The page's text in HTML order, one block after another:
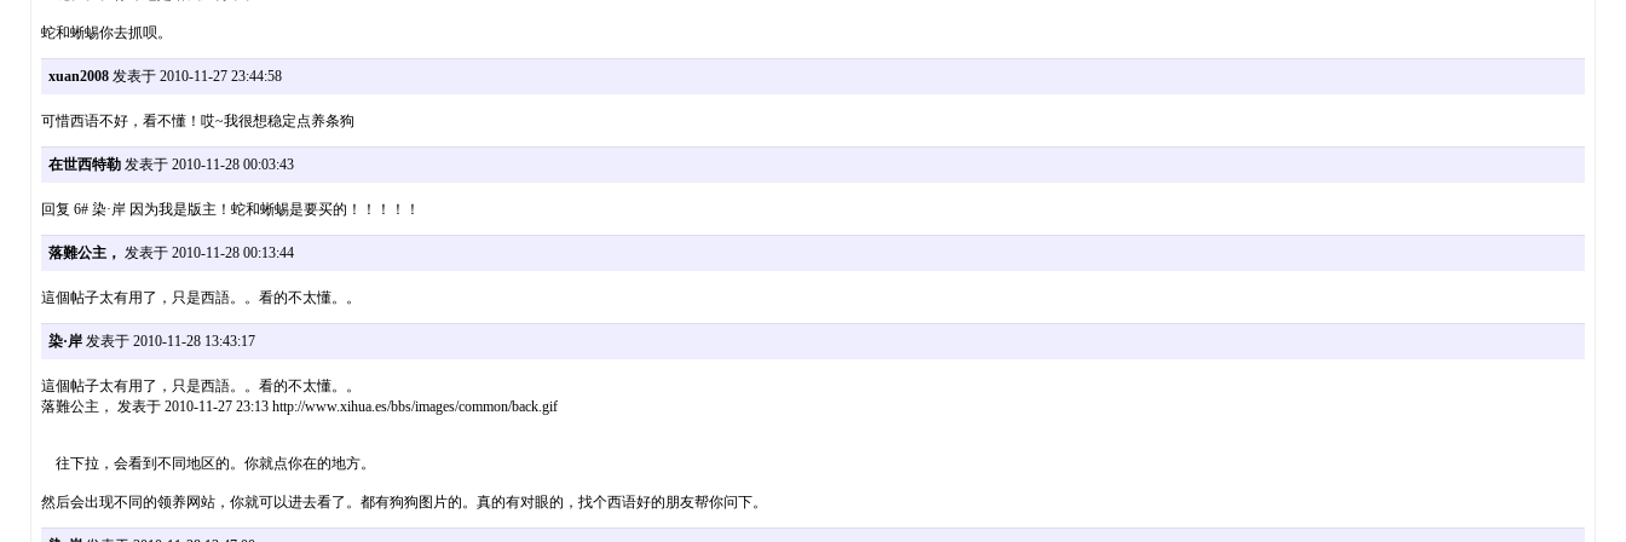
蛇和蜥蜴你去抓呗。
xuan2008发表于 2010-11-27 23:44:58
可惜西语不好，看不懂！哎~我很想稳定点养条狗
在世西特勒发表于 2010-11-28 00:03:43
回复 6# 染·岸 因为我是版主！蛇和蜥蜴是要买的！！！！！
落難公主， 发表于 2010-11-28 00:13:44
這個帖子太有用了，只是西語。。看的不太懂。。
染·岸发表于 2010-11-28 13:43:17
這個帖子太有用了，只是西語。。看的不太懂。。
落難公主， 发表于 2010-11-27 23:13 http://www.xihua.es/bbs/images/common/back.gif
往下拉，会看到不同地区的。你就点你在的地方。
然后会出现不同的领养网站，你就可以进去看了。都有狗狗图片的。真的有对眼的，找个西语好的朋友帮你问下。